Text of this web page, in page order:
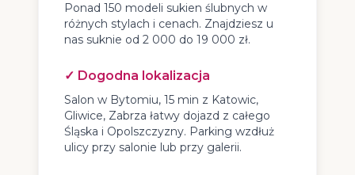
Ponad 150 modeli sukien ślubnych w
różnych stylach i cenach. Znajdziesz u
nas suknie od 2 000 do 19 000 zł.
✓ Dogodna lokalizacja
Salon w Bytomiu, 15 min z Katowic,
Gliwice, Zabrza łatwy dojazd z całego
Śląska i Opolszczyzny. Parking wzdłuż
ulicy przy salonie lub przy galerii.